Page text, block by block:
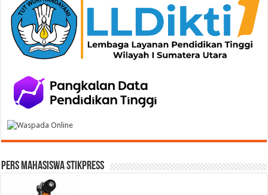
Pers Mahasiswa STIKPress